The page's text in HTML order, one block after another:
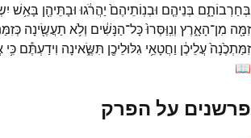
בְּחַרְבוֹתָ֑ם בְּנֵיהֶ֤ם וּבְנֽוֹתֵיהֶם֙ יַהֲרֹ֔גוּ וּבָתֵּיהֶ֖ן בָּאֵ֥שׁ
זִמָּ֖ה מִן־הָאָ֑רֶץ וְנִֽוַּסְּרוּ֙כָּל־הַנָּשִׁ֔ים וְלֹ֥א תַעֲשֶׂ֖ינָה
זִמַּתְכֶ֙נָה֙עֲלֵיכֶ֔ן וַחֲטָאֵ֥י גִלּוּלֵיכֶ֖ן תִּשֶּׂ֑אינָה וִידַעְתֶּ֕ם כִּ֥י
📖
פרשנים על הפרק